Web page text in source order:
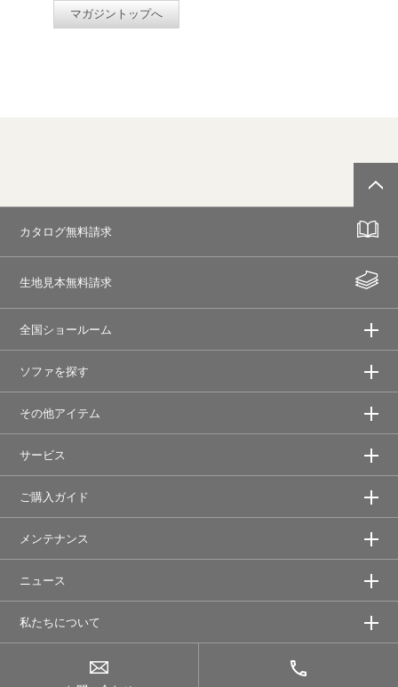
マガジントップへ
カタログ無料請求
生地見本無料請求
全国ショールーム
ソファを探す
その他アイテム
サービス
ご購入ガイド
メンテナンス
ニュース
私たちについて